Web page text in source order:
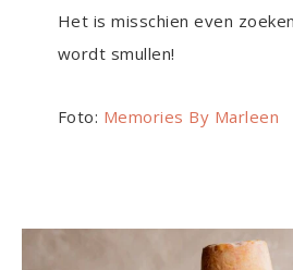
Het is misschien even
wordt smullen!
Foto: Memories By Marleen